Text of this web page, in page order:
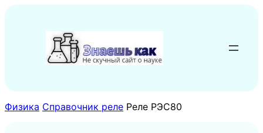
содержимому
Физика Справочник реле Реле РЭС80